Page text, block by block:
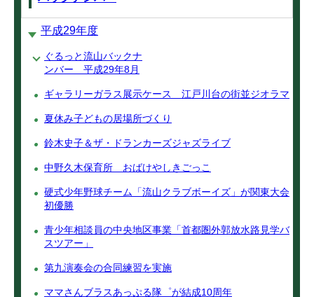
平成29年度
ぐるっと流山バックナ
ンバー 平成29年8月
ギャラリーガラス展示ケース 江戸川台の街並ジオラマ
夏休み子どもの居場所づくり
鈴木史子＆ザ・ドランカーズジャズライブ
中野久木保育所 おばけやしきごっこ
硬式少年野球チーム「流山クラブボーイズ」が関東大会
初優勝
青少年相談員の中央地区事業「首都圏外郭放水路見学バ
スツアー」
第九演奏会の合同練習を実施
ママさんブラスあっぷる隊゜が結成10周年